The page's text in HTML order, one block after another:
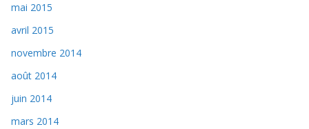
mai 2015
avril 2015
novembre 2014
août 2014
juin 2014
mars 2014